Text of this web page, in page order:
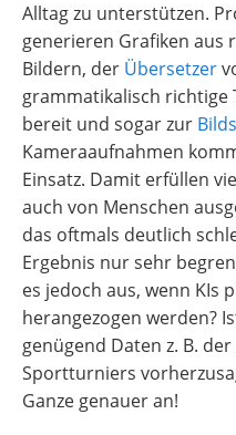
Alltag zu unterstützen.
generieren Grafiken aus
Bildern, der Übersetzer
grammatikalisch richtige
bereit und sogar zur
Kameraaufnahmen
Einsatz. Damit erfüllen
auch von Menschen
das oftmals deutlich
Ergebnis nur sehr
es jedoch aus, wenn KIs
herangezogen werden?
genügend Daten z. B.
Sportturniers
Ganze genauer an!